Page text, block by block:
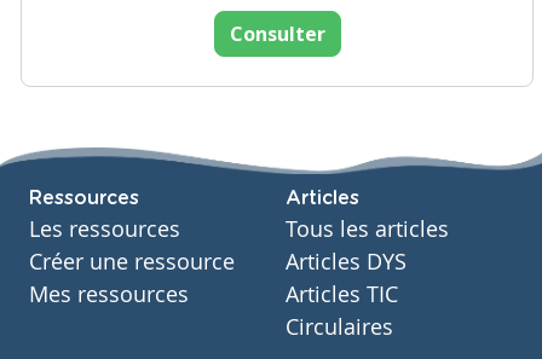
Consulter
Ressources
Les ressources
Créer une ressource
Mes ressources
Articles
Tous les articles
Articles DYS
Articles TIC
Circulaires